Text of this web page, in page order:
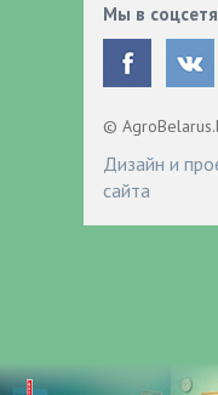
Мы в
©
Дизайн и
сайта